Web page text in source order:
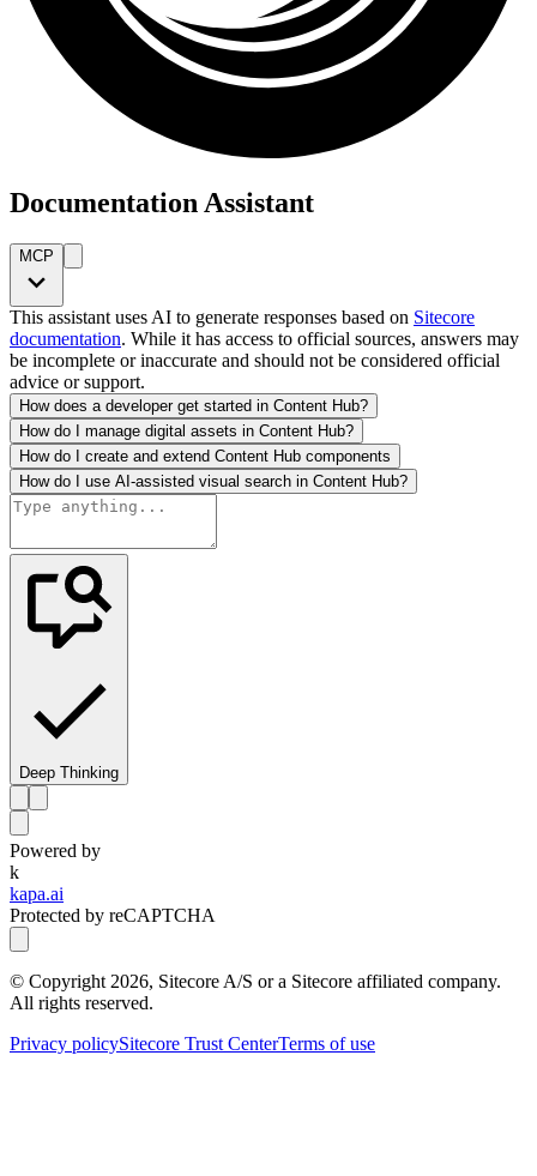
Documentation Assistant
MCP
This assistant uses AI to generate responses based on Sitecore
documentation. While it has access to official sources, answers may
be incomplete or inaccurate and should not be considered official
advice or support.
How does a developer get started in Content Hub?
How do I manage digital assets in Content Hub?
How do I create and extend Content Hub components
How do I use AI-assisted visual search in Content Hub?
Deep Thinking
Powered by
k
kapa.ai
Protected by reCAPTCHA
© Copyright 2026, Sitecore A/S or a Sitecore affiliated company.
All rights reserved.
Privacy policySitecore Trust CenterTerms of use